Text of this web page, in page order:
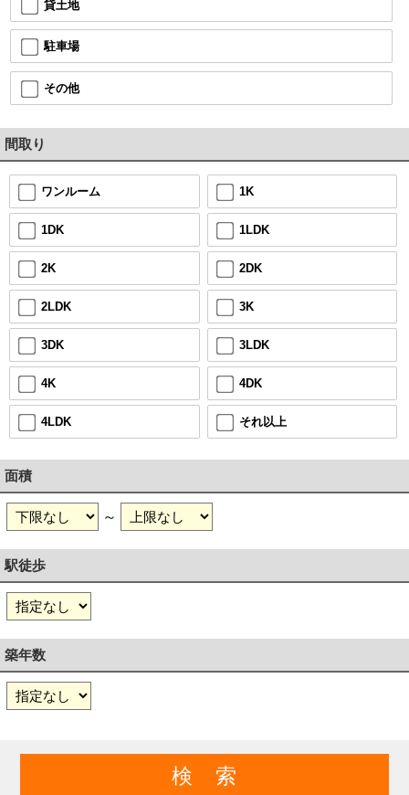
貸土地
駐車場
その他
間取り
ワンルーム 1K
1DK 1LDK
2K 2DK
2LDK 3K
3DK 3LDK
4K 4DK
4LDK それ以上
面積
～
駅徒歩
築年数